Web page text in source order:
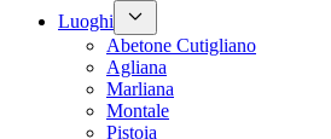
Luoghi
Abetone Cutigliano
Agliana
Marliana
Montale
Pistoia